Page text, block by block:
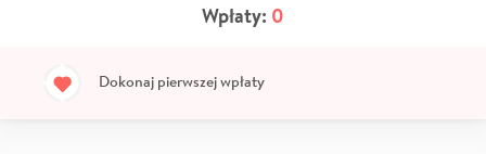
Wpłaty: 0
Dokonaj pierwszej wpłaty